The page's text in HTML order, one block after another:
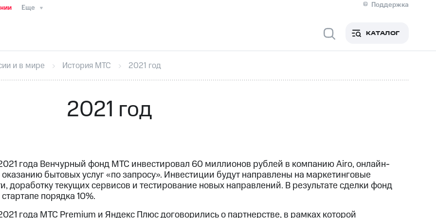
Еще
Поддержка
Медиа-центр
ИнтервьюФинансовая отчетностьКонтактыНовости в регионе
секретарьРаскрытие информации
кабинет акционераАкционерный капиталКонтроль и аудитРынок акций
погашении именных облигацийДругое
КАТАЛОГ
и в мире История МТС 2021 год
2021 год
года Венчурный фонд МТС инвестировал 60 миллионов рублей в компанию Airo, онлайн-
бытовых услуг «по запросу». Инвестиции будут направлены на маркетинговые
доработку текущих сервисов и тестирование новых направлений. В результате сделки фонд
порядка 10%.
года МТС Premium и Яндекс Плюс договорились о партнерстве, в рамках которой